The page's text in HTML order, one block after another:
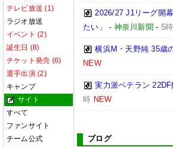
テレビ放送 (1)
ラジオ放送
イベント (2)
誕生日 (8)
チケット発売 (6)
選手出演 (2)
キャンプ
サイト
すべて
ファンサイト
チーム公式
2026/27 J1リーグ開
たい」
- 神奈川新聞 - 5時
横浜M・天野純 35歳
NEW
実力派ベテラン
時 NEW
ブログ